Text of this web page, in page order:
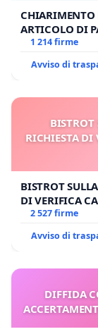
CHIARIMENTO
ARTICOLO DI
1 214 firme
Avviso di
BISTROT
RICHIESTA DI
BISTROT
DI VERIFICA
GAMBETTI
2 527 firme
Avviso di
DIFFIDA